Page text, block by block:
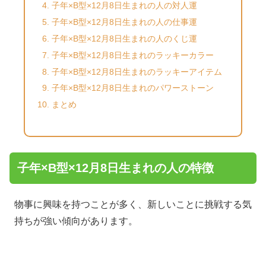
子年×B型×12月8日生まれの人の対人運
子年×B型×12月8日生まれの人の仕事運
子年×B型×12月8日生まれの人のくじ運
子年×B型×12月8日生まれのラッキーカラー
子年×B型×12月8日生まれのラッキーアイテム
子年×B型×12月8日生まれのパワーストーン
まとめ
子年×B型×12月8日生まれの人の特徴
物事に興味を持つことが多く、新しいことに挑戦する気
持ちが強い傾向があります。